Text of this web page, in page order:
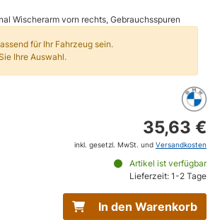
Wischerarm vorn rechts, Gebrauchsspuren
für Ihr Fahrzeug sein.
Ihre Auswahl.
35,63 €
inkl. gesetzl. MwSt. und Versandkosten
Artikel ist verfügbar
Lieferzeit: 1-2 Tage
In den Warenkorb